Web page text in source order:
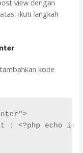
view dengan
ikuti langkah
kode
: <?php echo